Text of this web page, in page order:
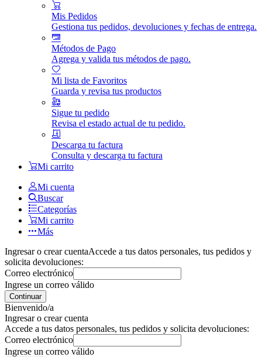
Mis Pedidos
Gestiona tus pedidos, devoluciones y fechas de entrega.
Métodos de Pago
Agrega y valida tus métodos de pago.
Mi lista de Favoritos
Guarda y revisa tus productos
Sigue tu pedido
Revisa el estado actual de tu pedido.
Descarga tu factura
Consulta y descarga tu factura
Mi carrito
Mi cuenta
Buscar
Categorías
Mi carrito
Más
Ingresar o crear cuentaAccede a tus datos personales, tus pedidos y
solicita devoluciones:
Correo electrónico
Ingrese un correo válido
Continuar
Bienvenido/a
Ingresar o crear cuenta
Accede a tus datos personales, tus pedidos y solicita devoluciones:
Correo electrónico
Ingrese un correo válido